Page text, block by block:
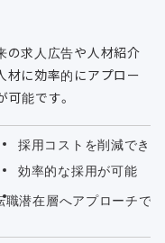
の求人広告や人材紹介
材に効率的にアプロー
能です。
採用コストを削減できる
効率的な採用が可能
職潜在層へアプローチで